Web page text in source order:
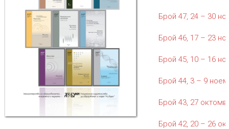
Брой 47, 24 – 30
Брой 46, 17 – 23
Брой 45, 10 – 16
Брой 44, 3 – 9
Брой 43, 27
Брой 42, 20 – 26